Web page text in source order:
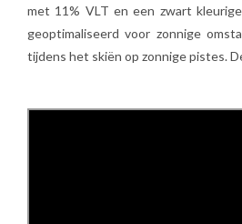
met 11% VLT en een zwart
geoptimaliseerd voor zonnige
tijdens het skiën op zonnige pistes.